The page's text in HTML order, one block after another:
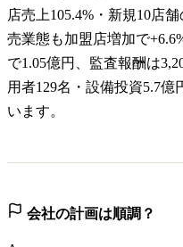
店売上105.4%・新規10店
売業態も加盟店増加で
で1.05億円、監査報酬は
用者129名・設備投資5.7
います。
会社の計画は順調？